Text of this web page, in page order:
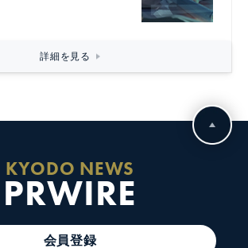
詳細を見る
KYODO NEWS
PRWIRE
会員登録